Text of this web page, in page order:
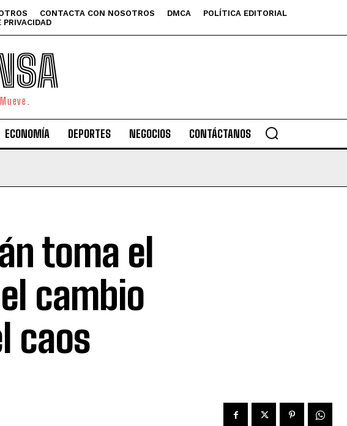
CONTACTA CON NOSOTROS DMCA
POLÍTICA EDITORIAL
PRIVACIDAD
ECONOMÍA DEPORTES NEGOCIOS CONTÁCTANOS
toma el
cambio
caos